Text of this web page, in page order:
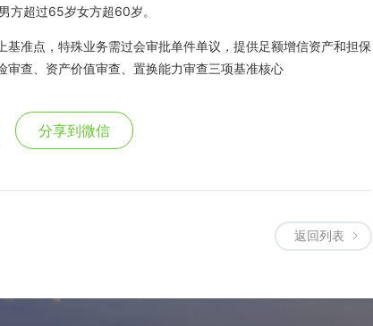
方超过65岁女方超60岁。
准点，特殊业务需过会审批单件单议，提供足额增信资产和担保
审查、资产价值审查、置换能力审查三项基准核心
分享到微信
返回列表